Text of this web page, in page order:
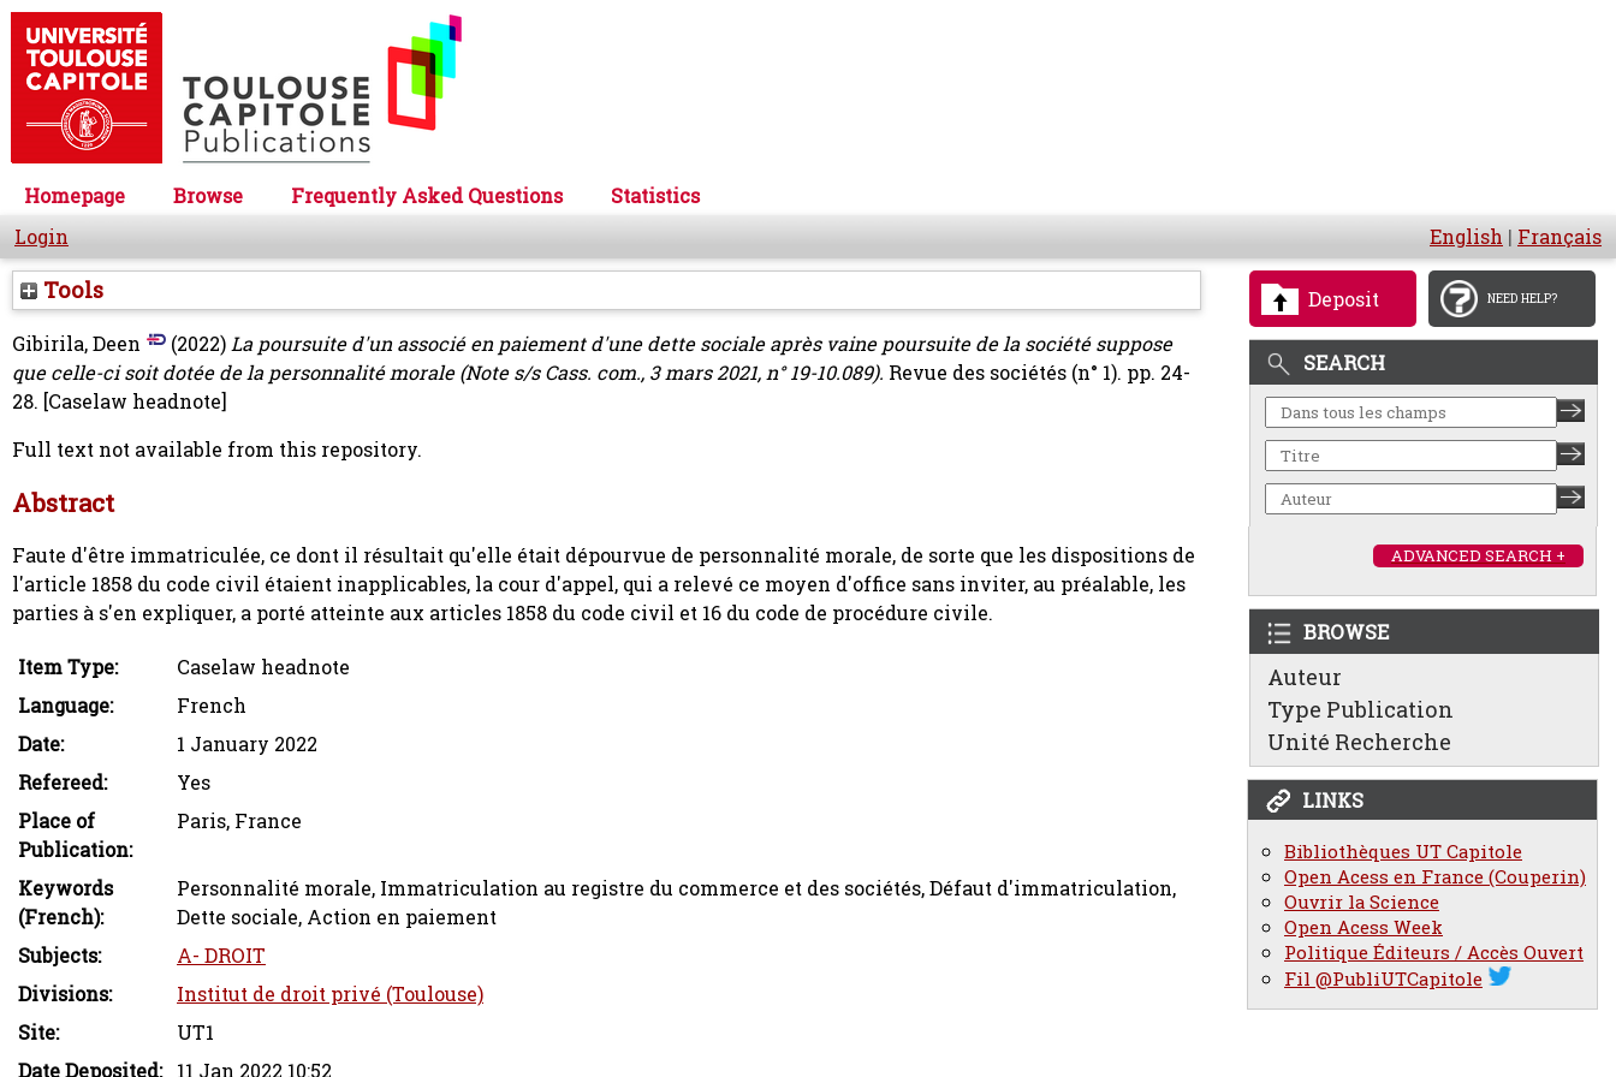
Homepage Browse Frequently Asked Questions
Statistics
Login
English | Français
Deposit NEED HELP?
SEARCH
ADVANCED SEARCH +
BROWSE
Auteur
Type Publication
Unité Recherche
LINKS
Bibliothèques UT Capitole
Open Acess en France (Couperin)
Ouvrir la Science
Open Acess Week
Politique Éditeurs / Accès Ouvert
Fil @PubliUTCapitole
Tools
Gibirila, Deen (2022)La poursuite d'un associé en paiement d'une dette sociale après vaine poursuite de la société suppose
que celle-ci soit dotée de la personnalité morale (Note s/s Cass. com., 3 mars 2021, n° 19-10.089). Revue des sociétés (n° 1). pp. 24-
28. [Caselaw headnote]
Full text not available from this repository.
Abstract
Faute d'être immatriculée, ce dont il résultait qu'elle était dépourvue de personnalité morale, de sorte que les dispositions de
l'article 1858 du code civil étaient inapplicables, la cour d'appel, qui a relevé ce moyen d'office sans inviter, au préalable, les
parties à s'en expliquer, a porté atteinte aux articles 1858 du code civil et 16 du code de procédure civile.
Item Type:
Caselaw headnote
Language:
French
Date:
1 January 2022
Refereed:
Yes
Place of
Publication:
Paris, France
Keywords
(French):
Personnalité morale, Immatriculation au registre du commerce et des sociétés, Défaut d'immatriculation,
Dette sociale, Action en paiement
Subjects:
A- DROIT
Divisions:
Institut de droit privé (Toulouse)
Site:
UT1
Date Deposited: 11 Jan 2022 10:52